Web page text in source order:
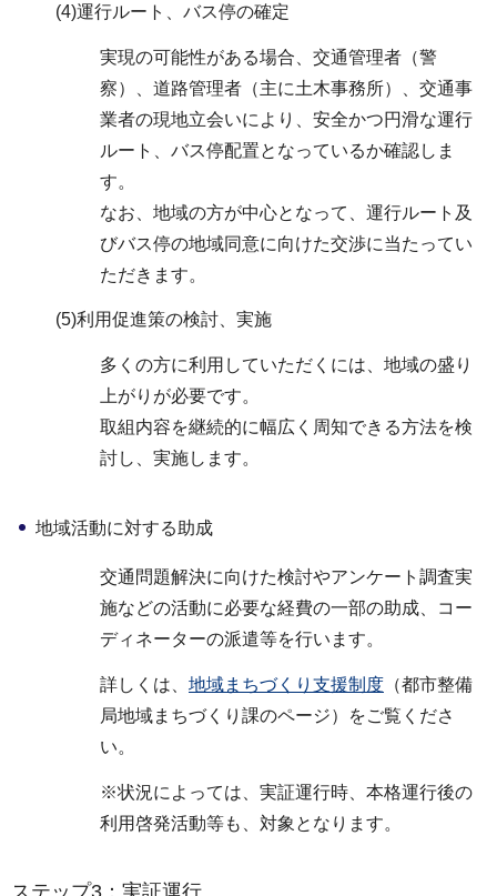
(4)運行ルート、バス停の確定
実現の可能性がある場合、交通管理者（警
察）、道路管理者（主に土木事務所）、交通事
業者の現地立会いにより、安全かつ円滑な運行
ルート、バス停配置となっているか確認しま
す。
なお、地域の方が中心となって、運行ルート及
びバス停の地域同意に向けた交渉に当たってい
ただきます。
(5)利用促進策の検討、実施
多くの方に利用していただくには、地域の盛り
上がりが必要です。
取組内容を継続的に幅広く周知できる方法を検
討し、実施します。
地域活動に対する助成
交通問題解決に向けた検討やアンケート調査実
施などの活動に必要な経費の一部の助成、コー
ディネーターの派遣等を行います。
詳しくは、 地域まちづくり支援制度 （都市整備
局地域まちづくり課のページ）をご覧くださ
い。
※状況によっては、実証運行時、本格運行後の
利用啓発活動等も、対象となります。